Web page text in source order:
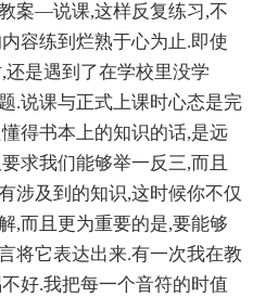
案—说课,这样反复练习,不
容练到烂熟于心为止.即使
是遇到了在学校里没学
.说课与正式上课时心态是完
得书本上的知识的话,是远
求我们能够举一反三,而且
涉及到的知识,这时候你不仅
,而且更为重要的是,要能够
将它表达出来.有一次我在教
好.我把每一个音符的时值